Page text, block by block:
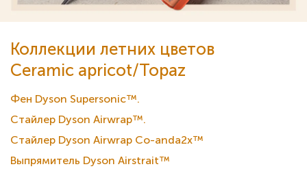
Коллекции летних цветов
Ceramic apricot/Topaz
Фен Dyson Supersonic™.
Стайлер Dyson Airwrap™.
Стайлер Dyson Airwrap Co-anda2x™
Выпрямитель Dyson Airstrait™